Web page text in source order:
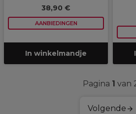
38,90 €
AANBIEDINGEN
In winkelmandje
Pagina 1 van
Volgende